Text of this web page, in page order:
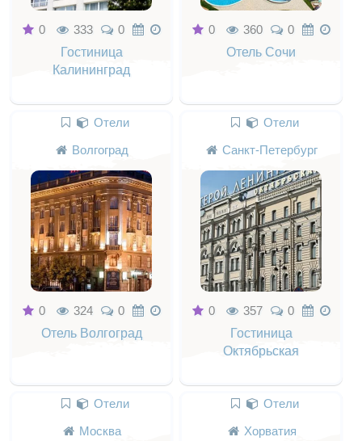
0 333
0
Гостиница
Калининград
0 360
0
Отель Сочи
Отели
Волгоград
0 324
0
Отель Волгоград
Отели
Санкт-Петербург
0 357
0
Гостиница
Октябрьская
Отели
Москва
Отели
Хорватия